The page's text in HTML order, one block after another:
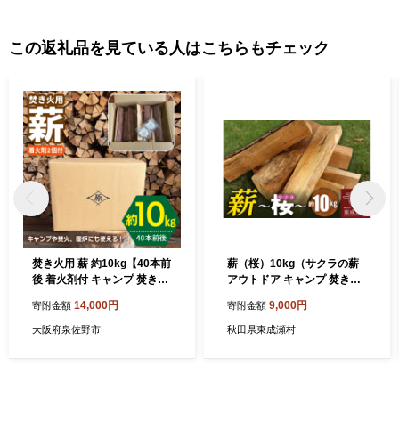
この返礼品を見ている人はこちらもチェック
焚き火用 薪 約10kg【40本前
後 着火剤付 キャンプ 焚き火
ブ】 099H4836
寄附金額 14,000円
大阪府泉佐野市
薪（桜）10kg（サクラの薪
アウトドア キャンプ 焚き火
寄附金額 9,000円
秋田県東成瀬村